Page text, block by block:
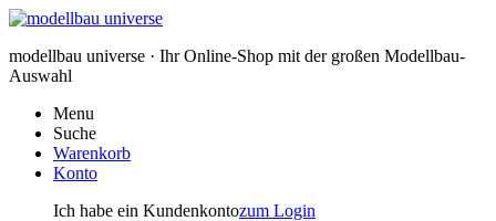
modellbau universe · Ihr Online-Shop mit der großen Modellbau-
Auswahl
Menu
Suche
Warenkorb
Konto
Ich habe ein Kundenkontozum Login